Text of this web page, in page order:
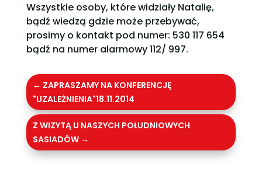
Wszystkie osoby, które widziały Natalię,
bądź wiedzą gdzie może przebywać,
prosimy o kontakt pod numer: 530 117 654
bądź na numer alarmowy 112/ 997.
← ZAPRASZAMY NA KONFERENCJĘ
"UZALEŻNIENIA"18.11.2014
Z WIZYTĄ U NASZYCH POŁUDNIOWYCH
SASIADÓW→